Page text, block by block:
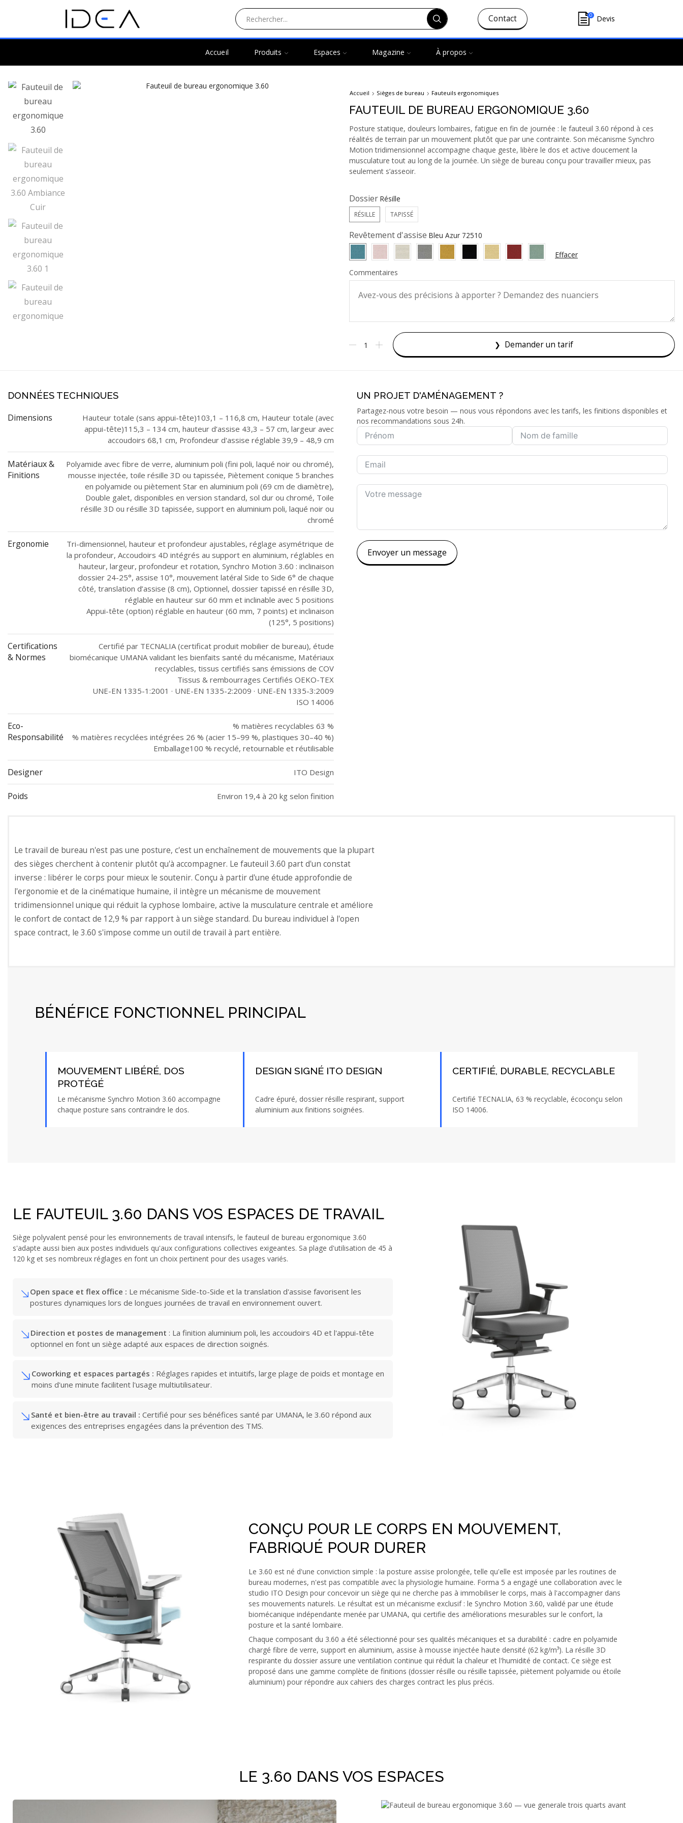
Contact 0 Devis
Accueil Produits Espaces Magazine À propos
Accueil Sièges de bureau Fauteuils ergonomiques
FAUTEUIL DE BUREAU ERGONOMIQUE 3.60
Posture statique, douleurs lombaires, fatigue en fin de journée : le fauteuil 3.60 répond à ces
réalités de terrain par un mouvement plutôt que par une contrainte. Son mécanisme Synchro
Motion tridimensionnel accompagne chaque geste, libère le dos et active doucement la
musculature tout au long de la journée. Un siège de bureau conçu pour travailler mieux, pas
seulement s’asseoir.
Dossier
RÉSILLE TAPISSÉ
Revêtement d'assise
Effacer
Commentaires
Demander un tarif
DONNÉES TECHNIQUES
Dimensions
Hauteur totale (sans appui-tête)103,1 – 116,8 cm, Hauteur totale (avec
appui-tête)115,3 – 134 cm, hauteur d’assise 43,3 – 57 cm, largeur avec
accoudoirs 68,1 cm, Profondeur d'assise réglable 39,9 – 48,9 cm
Matériaux &
Finitions
Polyamide avec fibre de verre, aluminium poli (fini poli, laqué noir ou chromé),
mousse injectée, toile résille 3D ou tapissée, Piètement conique 5 branches
en polyamide ou piètement Star en aluminium poli (69 cm de diamètre),
Double galet, disponibles en version standard, sol dur ou chromé, Toile
résille 3D ou résille 3D tapissée, support en aluminium poli, laqué noir ou
chromé
Ergonomie
Tri-dimensionnel, hauteur et profondeur ajustables, réglage asymétrique de
la profondeur, Accoudoirs 4D intégrés au support en aluminium, réglables en
hauteur, largeur, profondeur et rotation, Synchro Motion 3.60 : inclinaison
dossier 24-25°, assise 10°, mouvement latéral Side to Side 6° de chaque
côté, translation d’assise (8 cm), Optionnel, dossier tapissé en résille 3D,
réglable en hauteur sur 60 mm et inclinable avec 5 positions
Appui-tête (option) réglable en hauteur (60 mm, 7 points) et inclinaison
(125°, 5 positions)
Certifications
& Normes
Certifié par TECNALIA (certificat produit mobilier de bureau), étude
biomécanique UMANA validant les bienfaits santé du mécanisme, Matériaux
recyclables, tissus certifiés sans émissions de COV
Tissus & rembourrages Certifiés OEKO-TEX
UNE-EN 1335-1:2001 · UNE-EN 1335-2:2009 · UNE-EN 1335-3:2009
ISO 14006
Eco-
Responsabilité
% matières recyclables 63 %
% matières recyclées intégrées 26 % (acier 15–99 %, plastiques 30–40 %)
Emballage100 % recyclé, retournable et réutilisable
Designer ITO Design
Poids Environ 19,4 à 20 kg selon finition
UN PROJET D'AMÉNAGEMENT ?
Partagez-nous votre besoin — nous vous répondons avec les tarifs, les finitions disponibles et
nos recommandations sous 24h.
Envoyer un message
Le travail de bureau n'est pas une posture, c'est un enchaînement de mouvements que la plupart
des sièges cherchent à contenir plutôt qu'à accompagner. Le fauteuil 3.60 part d'un constat
inverse : libérer le corps pour mieux le soutenir. Conçu à partir d'une étude approfondie de
l'ergonomie et de la cinématique humaine, il intègre un mécanisme de mouvement
tridimensionnel unique qui réduit la cyphose lombaire, active la musculature centrale et améliore
le confort de contact de 12,9 % par rapport à un siège standard. Du bureau individuel à l'open
space contract, le 3.60 s'impose comme un outil de travail à part entière.
BÉNÉFICE FONCTIONNEL PRINCIPAL
MOUVEMENT LIBÉRÉ, DOS
PROTÉGÉ
Le mécanisme Synchro Motion 3.60 accompagne
chaque posture sans contraindre le dos.
DESIGN SIGNÉ ITO DESIGN
Cadre épuré, dossier résille respirant, support
aluminium aux finitions soignées.
CERTIFIÉ, DURABLE, RECYCLABLE
Certifié TECNALIA, 63 % recyclable, écoconçu selon
ISO 14006.
LE FAUTEUIL 3.60 DANS VOS ESPACES DE TRAVAIL
Siège polyvalent pensé pour les environnements de travail intensifs, le fauteuil de bureau ergonomique 3.60
s'adapte aussi bien aux postes individuels qu'aux configurations collectives exigeantes. Sa plage d'utilisation de 45 à
120 kg et ses nombreux réglages en font un choix pertinent pour des usages variés.
Open space et flex office : Le mécanisme Side-to-Side et la translation d'assise favorisent les
postures dynamiques lors de longues journées de travail en environnement ouvert.
Direction et postes de management : La finition aluminium poli, les accoudoirs 4D et l'appui-tête
optionnel en font un siège adapté aux espaces de direction soignés.
Coworking et espaces partagés : Réglages rapides et intuitifs, large plage de poids et montage en
moins d'une minute facilitent l'usage multiutilisateur.
Santé et bien-être au travail : Certifié pour ses bénéfices santé par UMANA, le 3.60 répond aux
exigences des entreprises engagées dans la prévention des TMS.
CONÇU POUR LE CORPS EN MOUVEMENT,
FABRIQUÉ POUR DURER
Le 3.60 est né d'une conviction simple : la posture assise prolongée, telle qu'elle est imposée par les routines de
bureau modernes, n'est pas compatible avec la physiologie humaine. Forma 5 a engagé une collaboration avec le
studio ITO Design pour concevoir un siège qui ne cherche pas à immobiliser le corps, mais à l'accompagner dans
ses mouvements naturels. Le résultat est un mécanisme exclusif : le Synchro Motion 3.60, validé par une étude
biomécanique indépendante menée par UMANA, qui certifie des améliorations mesurables sur le confort, la
posture et la santé lombaire.
Chaque composant du 3.60 a été sélectionné pour ses qualités mécaniques et sa durabilité : cadre en polyamide
chargé fibre de verre, support en aluminium, assise à mousse injectée haute densité (62 kg/m³). La résille 3D
respirante du dossier assure une ventilation continue qui réduit la chaleur et l'humidité de contact. Ce siège est
proposé dans une gamme complète de finitions (dossier résille ou résille tapissée, piètement polyamide ou étoile
aluminium) pour répondre aux cahiers des charges contract les plus précis.
LE 3.60 DANS VOS ESPACES